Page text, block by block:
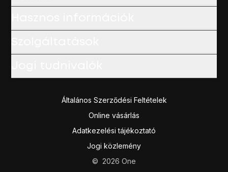
Általános Szerződési Feltételek
Online vásárlás
Adatkezelési tájékoztató
Jogi közlemény
© 2026 One